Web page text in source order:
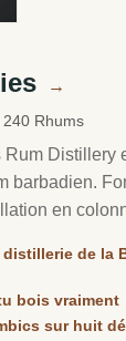
→
240 Rhums
Rum Distillery
barbadien.
en
2017, elle
et pourtant
sous
de la
bois vraiment
sur huit